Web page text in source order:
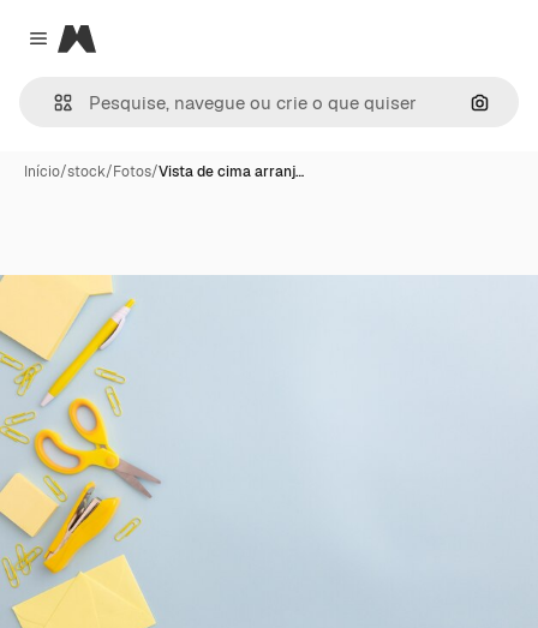
Close menu
Magnific
Início/stock/Fotos/Vista de cima arranj…